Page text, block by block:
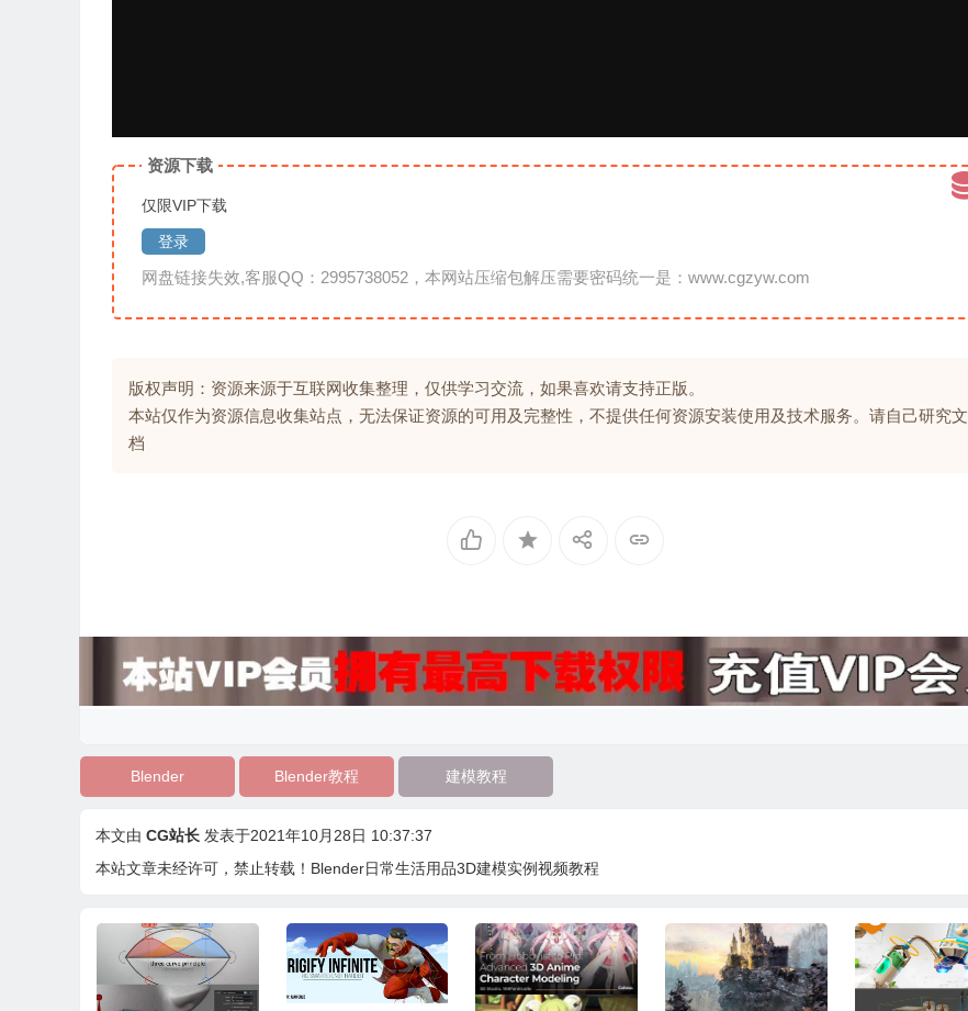
资源下载
仅限VIP下载
登录
网盘链接失效,客服QQ：2995738052，本网站压缩包解压需要密码统一是：www.cgzyw.com
版权声明：资源来源于互联网收集整理，仅供学习交流，如果喜欢请支持正版。
本站仅作为资源信息收集站点，无法保证资源的可用及完整性，不提供任何资源安装使用及技术服务。请自己研究文
档
Blender Blender教程 建模教程
本文由 CG站长 发表于2021年10月28日 10:37:37
本站文章未经许可，禁止转载！ Blender日常生活用品3D建模实例视频教程